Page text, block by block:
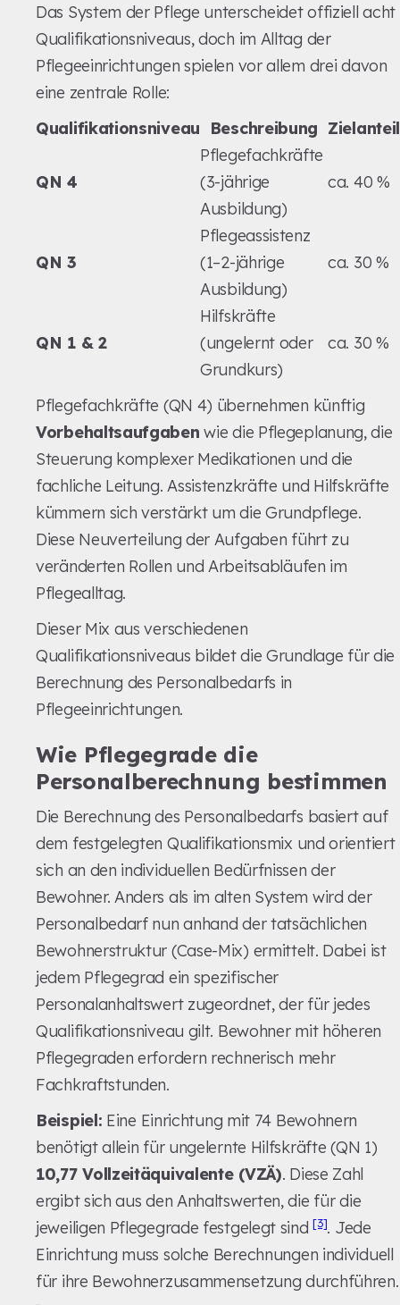
Das System der Pflege unterscheidet offiziell acht
Qualifikationsniveaus, doch im Alltag der
Pflegeeinrichtungen spielen vor allem drei davon
eine zentrale Rolle:
Qualifikationsniveau
Beschreibung Zielanteil
QN 4
Pflegefachkräfte
(3-jährige
Ausbildung)
ca. 40 %
QN 3
Pflegeassistenz
(1–2-jährige
Ausbildung)
ca. 30 %
QN 1 & 2
Hilfskräfte
(ungelernt oder
Grundkurs)
ca. 30 %
Pflegefachkräfte (QN 4) übernehmen künftig
Vorbehaltsaufgaben wie die Pflegeplanung, die
Steuerung komplexer Medikationen und die
fachliche Leitung. Assistenzkräfte und Hilfskräfte
kümmern sich verstärkt um die Grundpflege.
Diese Neuverteilung der Aufgaben führt zu
veränderten Rollen und Arbeitsabläufen im
Pflegealltag.
Dieser Mix aus verschiedenen
Qualifikationsniveaus bildet die Grundlage für die
Berechnung des Personalbedarfs in
Pflegeeinrichtungen.
Wie Pflegegrade die
Personalberechnung bestimmen
Die Berechnung des Personalbedarfs basiert auf
dem festgelegten Qualifikationsmix und orientiert
sich an den individuellen Bedürfnissen der
Bewohner. Anders als im alten System wird der
Personalbedarf nun anhand der tatsächlichen
Bewohnerstruktur (Case-Mix) ermittelt. Dabei ist
jedem Pflegegrad ein spezifischer
Personalanhaltswert zugeordnet, der für jedes
Qualifikationsniveau gilt. Bewohner mit höheren
Pflegegraden erfordern rechnerisch mehr
Fachkraftstunden.
Beispiel: Eine Einrichtung mit 74 Bewohnern
benötigt allein für ungelernte Hilfskräfte (QN 1)
10,77 Vollzeitäquivalente (VZÄ). Diese Zahl
ergibt sich aus den Anhaltswerten, die für die
jeweiligen Pflegegrade festgelegt sind[3]. Jede
Einrichtung muss solche Berechnungen individuell
für ihre Bewohnerzusammensetzung durchführen.